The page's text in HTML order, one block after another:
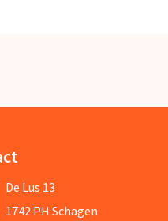
De Lus 13
1742 PH Schagen